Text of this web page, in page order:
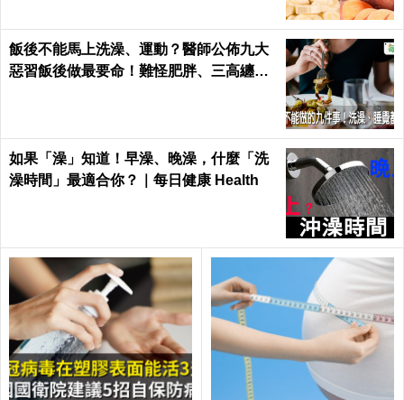
飯後不能馬上洗澡、運動？醫師公佈九大
惡習飯後做最要命！難怪肥胖、三高纏你
如果「澡」知道！早澡、晚澡，什麼「洗
澡時間」最適合你？｜每日健康 Health